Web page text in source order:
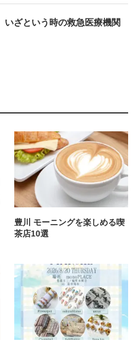
豊川 モーニングを楽しめる喫
茶店10選
ざという時の救急医療機関